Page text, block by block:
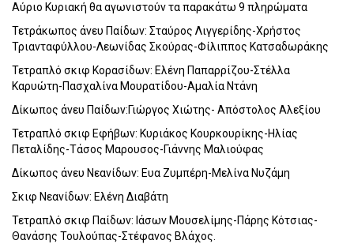
Αύριο Κυριακή θα αγωνιστούν τα παρακάτω 9 πληρώματα
Τετράκωπος άνευ Παίδων: Σταύρος Λιγγερίδης-Χρήστος
Τριανταφύλλου-Λεωνίδας Σκούρας-Φίλιππος Κατσαδωράκης
Τετραπλό σκιφ Κορασίδων: Ελένη Παπαρρίζου-Στέλλα
Καρυώτη-Πασχαλίνα Μουρατίδου-Αμαλία Ντάνη
Δίκωπος άνευ Παίδων:Γιώργος Χιώτης- Απόστολος Αλεξίου
Τετραπλό σκιφ Εφήβων: Κυριάκος Κουρκουρίκης-Ηλίας
Πεταλίδης-Τάσος Μαρουσος-Γιάννης Μαλιούφας
Δίκωπος άνευ Νεανίδων: Ευα Ζυμπέρη-Μελίνα Νυζάμη
Σκιφ Νεανίδων: Ελένη Διαβάτη
Τετραπλό σκιφ Παίδων: Ιάσων Μουσελίμης-Πάρης Κότσιας-
Θανάσης Τουλούπας-Στέφανος Βλάχος.